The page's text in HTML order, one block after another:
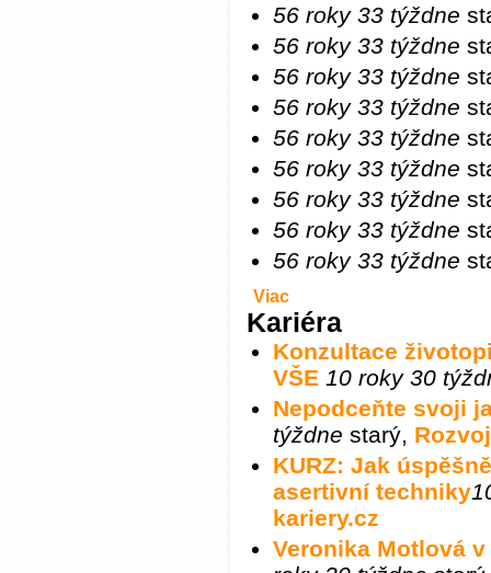
56 roky 33 týždne
56 roky 33 týždne
56 roky 33 týždne
56 roky 33 týždne
56 roky 33 týždne
56 roky 33 týždne
56 roky 33 týždne
56 roky 33 týždne
56 roky 33 týždne
Viac
Kariéra
Konzultace
VŠE 10 roky 30
Nepodceňte svoji
týždne starý,
KURZ: Jak
kariery.cz
Veronika Motlová